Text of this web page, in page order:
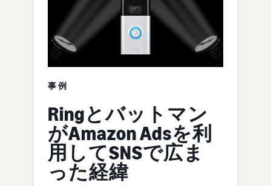
事例
Ringとバットマン
がAmazon Adsを利
用してSNSで広ま
った経緯